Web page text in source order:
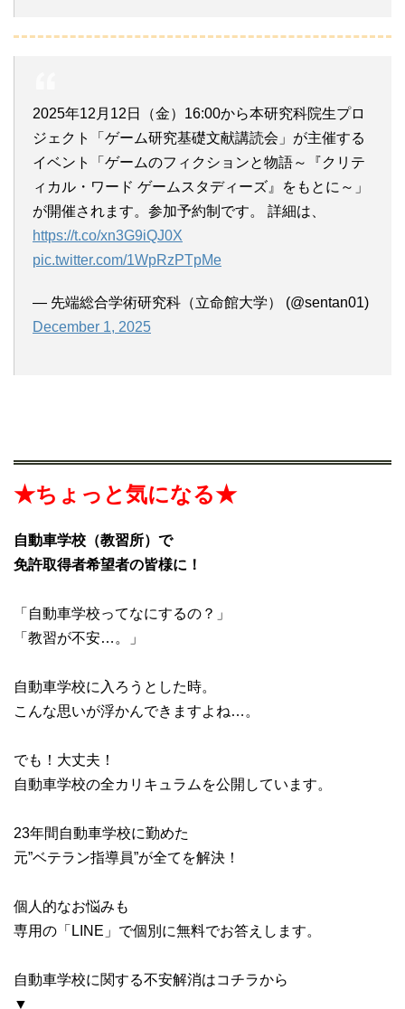
2025年12月12日（金）16:00から本研究科院生プロ
ジェクト「ゲーム研究基礎文献講読会」が主催する
イベント「ゲームのフィクションと物語～『クリテ
ィカル・ワード ゲームスタディーズ』をもとに～」
が開催されます。参加予約制です。 詳細は、
https://t.co/xn3G9iQJ0X
pic.twitter.com/1WpRzPTpMe
— 先端総合学術研究科（立命館大学） (@sentan01)
December 1, 2025
★ちょっと気になる★
自動車学校（教習所）で
免許取得者希望者の皆様に！
「自動車学校ってなにするの？」
「教習が不安…。」
自動車学校に入ろうとした時。
こんな思いが浮かんできますよね…。
でも！大丈夫！
自動車学校の全カリキュラムを公開しています。
23年間自動車学校に勤めた
元”ベテラン指導員”が全てを解決！
個人的なお悩みも
専用の「LINE」で個別に無料でお答えします。
自動車学校に関する不安解消はコチラから
▼